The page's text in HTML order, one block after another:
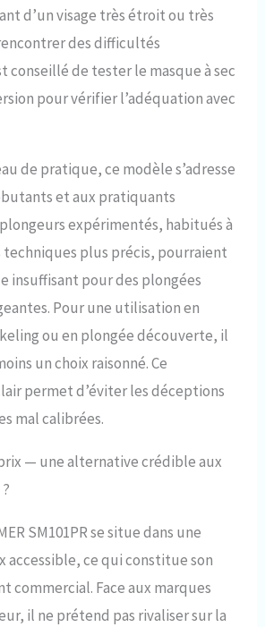
d’un visage très étroit ou très
des difficultés
conseillé de tester le masque à sec
pour vérifier l’adéquation avec
de pratique, ce modèle s’adresse
et aux pratiquants
expérimentés, habitués à
plus précis, pourraient
insuffisant pour des plongées
Pour une utilisation en
ou en plongée découverte, il
un choix raisonné. Ce
permet d’éviter les déceptions
mal calibrées.
— une alternative crédible aux
SM101PR se situe dans une
ce qui constitue son
commercial. Face aux marques
il ne prétend pas rivaliser sur la